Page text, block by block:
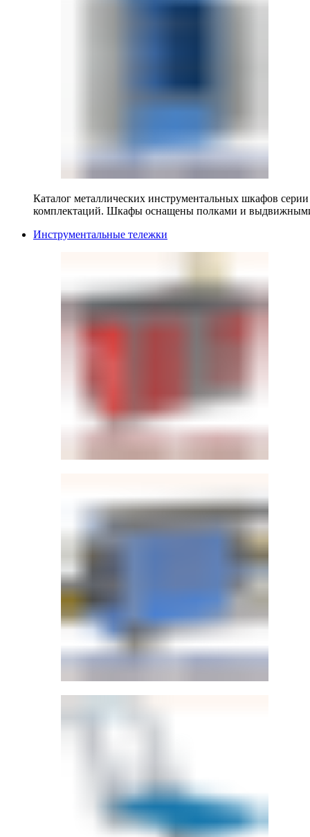
Каталог металлических инструментальных шкафов
комплектаций. Шкафы оснащены полками и
Инструментальные тележки